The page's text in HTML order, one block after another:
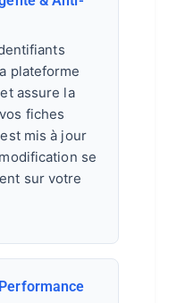
plateforme
assure la
fiches
mis à jour
se
sur votre